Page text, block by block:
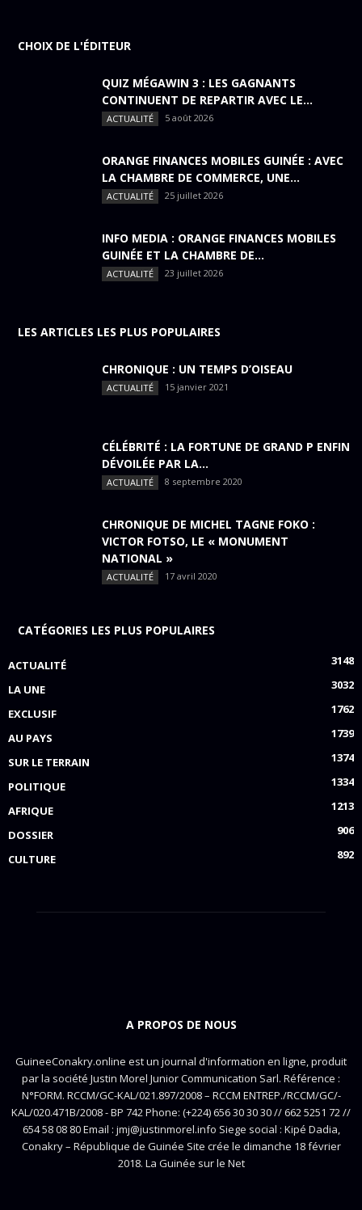
CHOIX DE L'ÉDITEUR
QUIZ MÉGAWIN 3 : LES GAGNANTS
CONTINUENT DE REPARTIR AVEC LE...
ACTUALITÉ 5 août 2026
ORANGE FINANCES MOBILES GUINÉE : AVEC
LA CHAMBRE DE COMMERCE, UNE...
ACTUALITÉ 25 juillet 2026
INFO MEDIA : ORANGE FINANCES MOBILES
GUINÉE ET LA CHAMBRE DE...
ACTUALITÉ 23 juillet 2026
LES ARTICLES LES PLUS POPULAIRES
CHRONIQUE : UN TEMPS D’OISEAU
ACTUALITÉ 15 janvier 2021
CÉLÉBRITÉ : LA FORTUNE DE GRAND P ENFIN
DÉVOILÉE PAR LA...
ACTUALITÉ 8 septembre 2020
CHRONIQUE DE MICHEL TAGNE FOKO :
VICTOR FOTSO, LE « MONUMENT
NATIONAL »
ACTUALITÉ 17 avril 2020
CATÉGORIES LES PLUS POPULAIRES
ACTUALITÉ
3148
LA UNE
3032
EXCLUSIF
1762
AU PAYS
1739
SUR LE TERRAIN
1374
POLITIQUE
1334
AFRIQUE
1213
DOSSIER
906
CULTURE
892
A PROPOS DE NOUS
GuineeConakry.online est un journal d'information en ligne, produit
par la société Justin Morel Junior Communication Sarl. Référence :
N°FORM. RCCM/GC-KAL/021.897/2008 – RCCM ENTREP./RCCM/GC/-
KAL/020.471B/2008 - BP 742 Phone: (+224) 656 30 30 30 // 662 5251 72 //
654 58 08 80 Email : jmj@justinmorel.info Siege social : Kipé Dadia,
Conakry – République de Guinée Site crée le dimanche 18 février
2018. La Guinée sur le Net